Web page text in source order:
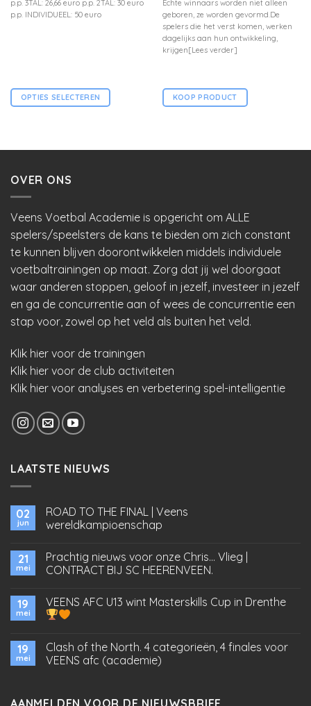
p.p. 3TAL: 26,66 euro p.p. 2TAL: 30 euro
p.p. INDIVIDUEEL: 50 euro
OPTIES SELECTEREN
meerdere
variaties.
optie
kan
gekozen
op
de
productpagina
Echte winnaars worden niet alleen
geboren, ze worden gevormd.De
spelers die het verst komen, werken
dagelijks aan hun ontwikkeling,
krijgen[Lees verder]
KOOP PRODUCT
OVER ONS
Veens Voetbal Academie is opgericht om ALLE
spelers/speelsters de kans te bieden om zich constant
te kunnen blijven doorontwikkelen middels individuele
voetbaltrainingen op maat. Zorg dat jij wel doorgaat
waar anderen stoppen, geloof in jezelf, investeer in jezelf
en ga de concurrentie aan of wees de concurrentie een
stap voor, zowel op het veld als buiten het veld.
Klik hier voor de trainingen
Klik hier voor de club activiteiten
Klik hier voor analyses en verbetering spel-intelligentie
LAATSTE NIEUWS
02
jun
ROAD TO THE FINAL | Veens
wereldkampioenschap
21
mei
Prachtig nieuws voor onze Chris… Vlieg |
CONTRACT BIJ SC HEERENVEEN.
19
mei
VEENS AFC U13 wint Masterskills Cup in Drenthe
19
mei
Clash of the North. 4 categorieën, 4 finales voor
VEENS afc (academie)
AANMELDEN VOOR DE NIEUWSBRIEF